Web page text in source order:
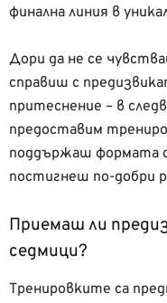
финална линия в
Дори да не се
справиш с
притеснение – в
предоставим
поддържаш формата
постигнеш по-добри
Приемаш ли
седмици?
Тренировките са